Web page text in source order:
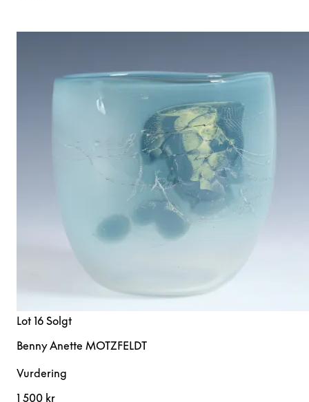
Lot 16 Solgt
Benny Anette MOTZFELDT
Vurdering
1 500 kr